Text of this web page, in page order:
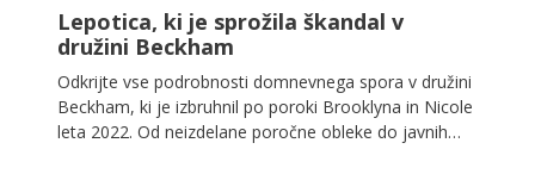
Lepotica, ki je sprožila škandal v
družini Beckham
Odkrijte vse podrobnosti domnevnega spora v družini
Beckham, ki je izbruhnil po poroki Brooklyna in Nicole
leta 2022. Od neizdelane poročne obleke do javnih